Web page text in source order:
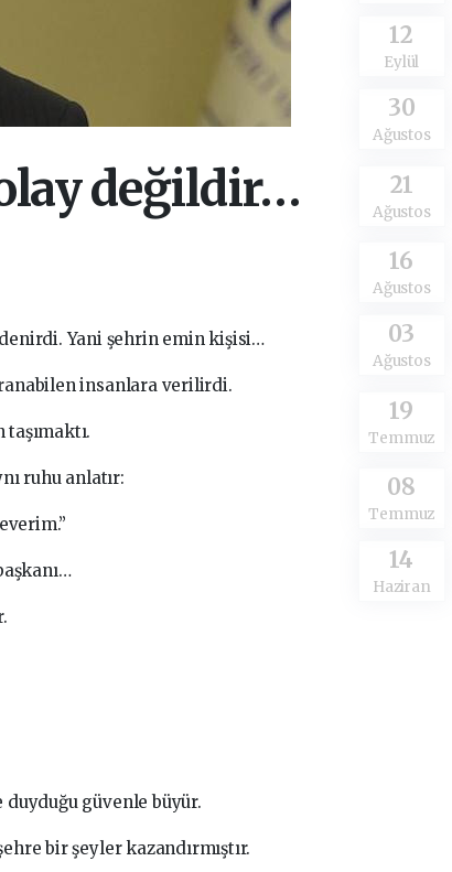
değildir…
denirdi. Yani şehrin emin kişisi…
insanlara verilirdi.
ruhu anlatır:
güvenle büyür.
bir şeyler kazandırmıştır.
12
Eylül
30
Ağustos
21
Ağustos
16
Ağustos
03
Ağustos
19
Temmuz
08
Temmuz
14
Haziran